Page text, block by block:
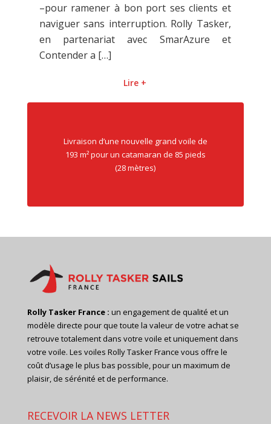
–pour ramener à bon port ses clients et
naviguer sans interruption. Rolly Tasker,
en partenariat avec SmarAzure et
Contender a […]
Lire +
Livraison d’une nouvelle grand voile de
193 m² pour un catamaran de 85 pieds
(28 mètres)
CONTACTEZ-NOUS
Rolly Tasker France : un engagement de qualité et un
modèle directe pour que toute la valeur de votre achat se
retrouve totalement dans votre voile et uniquement dans
votre voile. Les voiles Rolly Tasker France vous offre le
coût d’usage le plus bas possible, pour un maximum de
plaisir, de sérénité et de performance.
RECEVOIR LA NEWS LETTER